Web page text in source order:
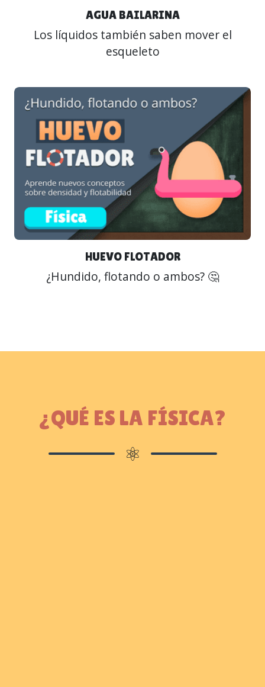
AGUA BAILARINA
Los líquidos también saben mover el
esqueleto
HUEVO FLOTADOR
¿Hundido, flotando o ambos? 🤔
¿QUÉ ES LA FÍSICA?
⚛️